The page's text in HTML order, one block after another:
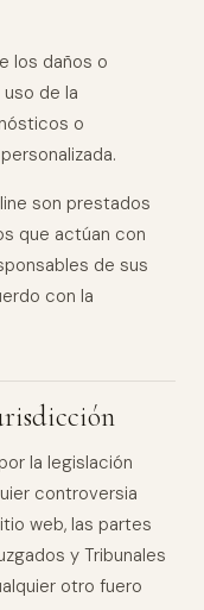
los daños o
de la
o
son prestados
que actúan con
de sus
con la
la legislación
controversia
web, las partes
y Tribunales
otro fuero